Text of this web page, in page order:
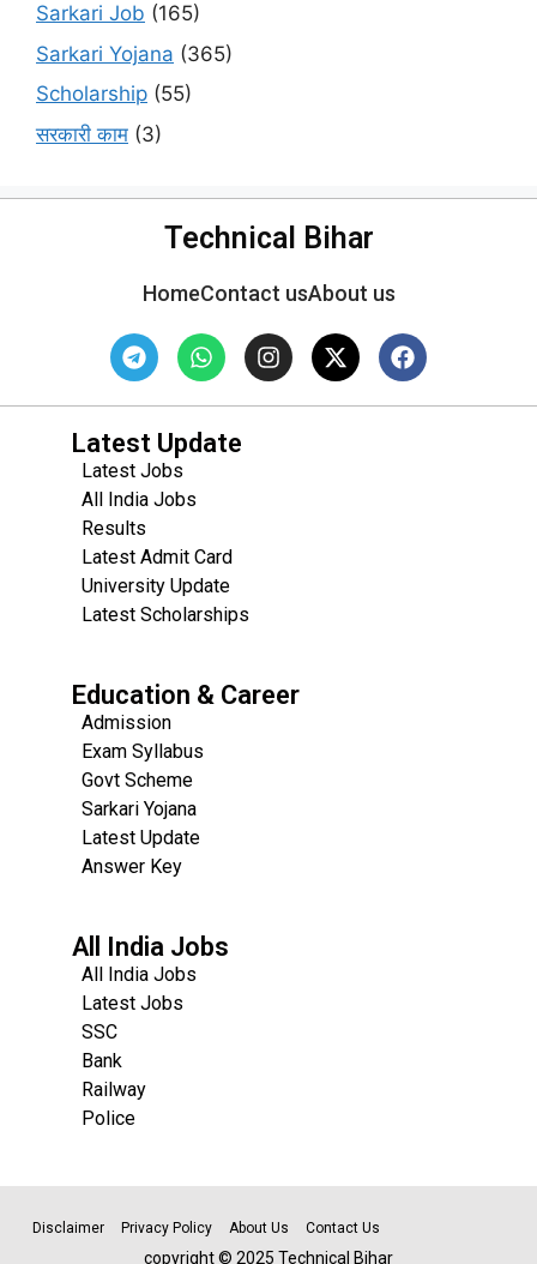
Sarkari Job (165)
Sarkari Yojana (365)
Scholarship (55)
सरकारी काम (3)
Technical Bihar
HomeContact usAbout us
Latest Update
Latest Jobs
All India Jobs
Results
Latest Admit Card
University Update
Latest Scholarships
Education & Career
Admission
Exam Syllabus
Govt Scheme
Sarkari Yojana
Latest Update
Answer Key
All India Jobs
All India Jobs
Latest Jobs
SSC
Bank
Railway
Police
Disclaimer Privacy Policy About Us Contact Us
copyright © 2025 Technical Bihar